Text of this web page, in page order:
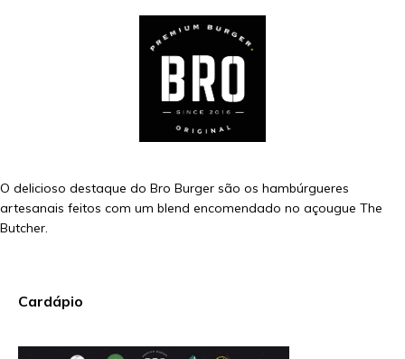
O delicioso destaque do Bro Burger são os hambúrgueres
artesanais feitos com um blend encomendado no açougue The
Butcher.
Cardápio